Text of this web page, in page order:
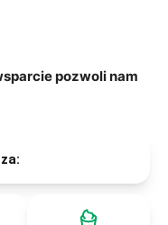
pozwoli nam